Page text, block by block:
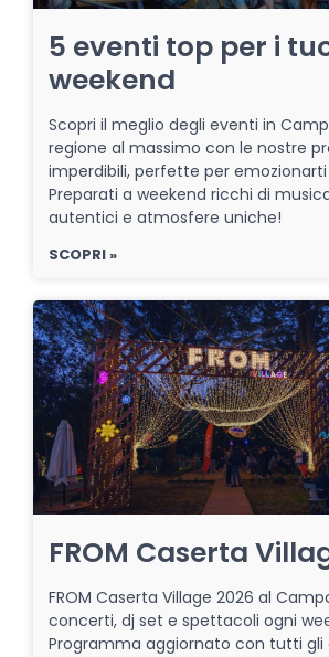
5 eventi top per i
weekend
Scopri il meglio degli eventi in
regione al massimo con le nostre
imperdibili, perfette per
Preparati a weekend ricchi di
autentici e atmosfere uniche!
SCOPRI »
FROM Caserta
FROM Caserta Village 2026 al
concerti, dj set e spettacoli ogni
Programma aggiornato con tutti gli